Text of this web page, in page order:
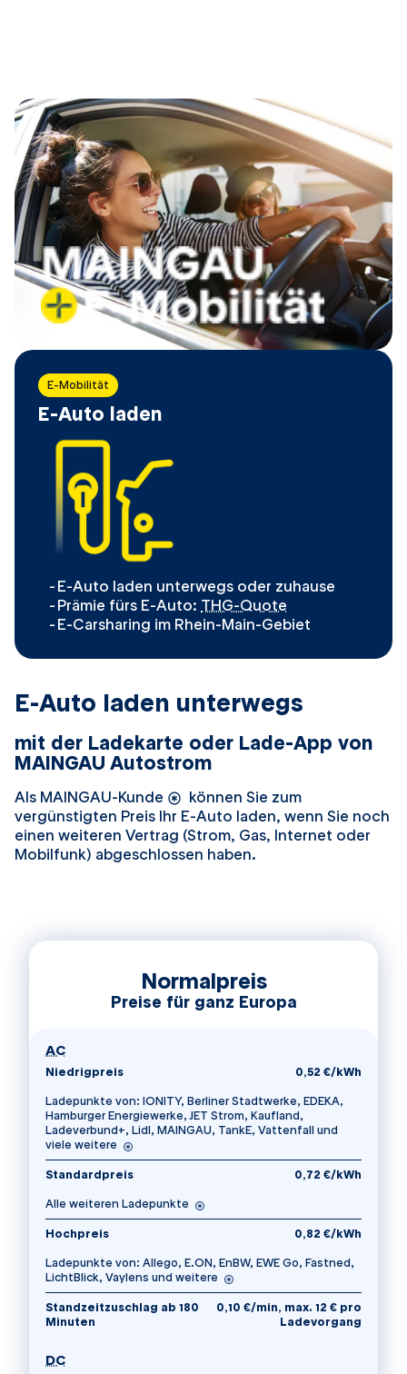
E-Mobilität
E-Auto laden
E-Auto laden unterwegs oder zuhause
Prämie fürs E-Auto: THG-Quote
E-Carsharing im Rhein-Main-Gebiet
E-Auto laden unterwegs
mit der Ladekarte oder Lade-App von
MAINGAU Autostrom
Als MAINGAU-Kunde
können Sie zum
vergünstigten Preis Ihr E-Auto laden, wenn Sie noch
einen weiteren Vertrag (Strom, Gas, Internet oder
Mobilfunk) abgeschlossen haben.
Normalpreis
Preise für ganz Europa
AC
für Normalpreis
Niedrigpreis 0,52 €/kWh
Ladepunkte von: IONITY, Berliner Stadtwerke, EDEKA,
Hamburger Energiewerke, JET Strom, Kaufland,
Ladeverbund+, Lidl, MAINGAU, TankE, Vattenfall und
viele weitere
Standardpreis 0,72 €/kWh
Alle weiteren Ladepunkte
Hochpreis 0,82 €/kWh
Ladepunkte von: Allego, E.ON, EnBW, EWE Go, Fastned,
LichtBlick, Vaylens und weitere
Standzeitzuschlag ab 180
Minuten
0,10 €/min, max. 12 € pro
Ladevorgang
DC
für Normalpreis